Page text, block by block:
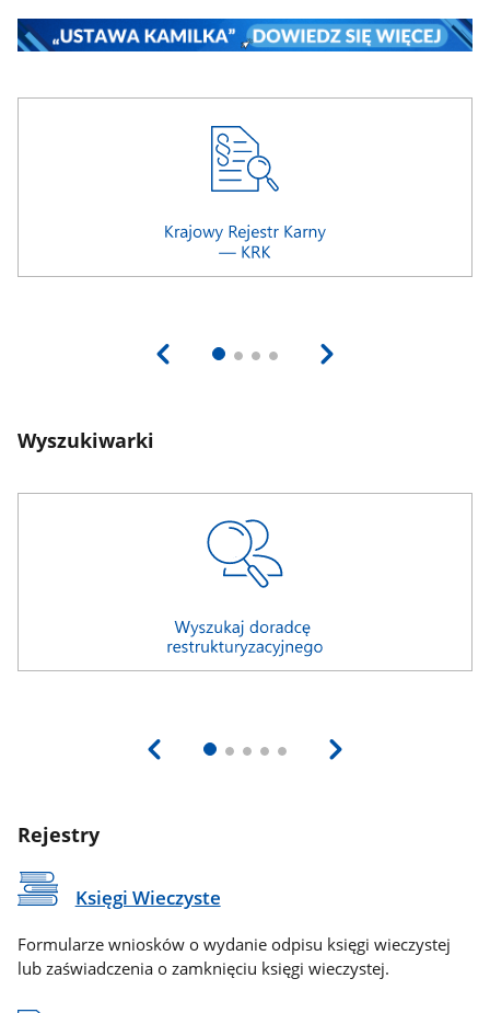
Wyszukiwarki
Rejestry
Księgi Wieczyste
Formularze wniosków o wydanie odpisu księgi wieczystej
lub zaświadczenia o zamknięciu księgi wieczystej.